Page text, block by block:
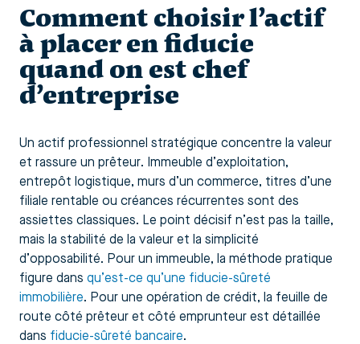
Comment choisir l’actif
à placer en fiducie
quand on est chef
d’entreprise
Un actif professionnel stratégique concentre la valeur
et rassure un prêteur. Immeuble d’exploitation,
entrepôt logistique, murs d’un commerce, titres d’une
filiale rentable ou créances récurrentes sont des
assiettes classiques. Le point décisif n’est pas la taille,
mais la stabilité de la valeur et la simplicité
d’opposabilité. Pour un immeuble, la méthode pratique
figure dans qu’est-ce qu’une fiducie-sûreté
immobilière. Pour une opération de crédit, la feuille de
route côté prêteur et côté emprunteur est détaillée
dans fiducie-sûreté bancaire.